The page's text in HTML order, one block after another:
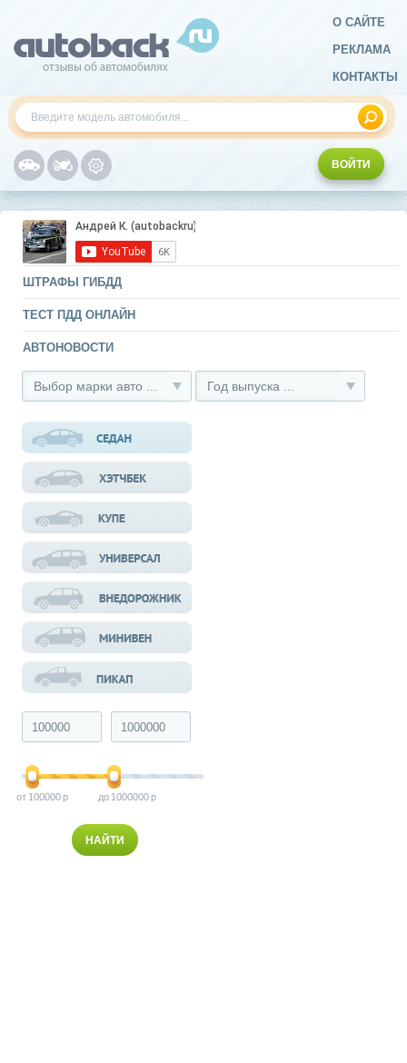
О САЙТЕ
РЕКЛАМА
КОНТАКТЫ
ВОЙТИ
ШТРАФЫ ГИБДД
ТЕСТ ПДД ОНЛАЙН
АВТОНОВОСТИ
Выбор марки авто ... Год выпуска ...
100000 1000000